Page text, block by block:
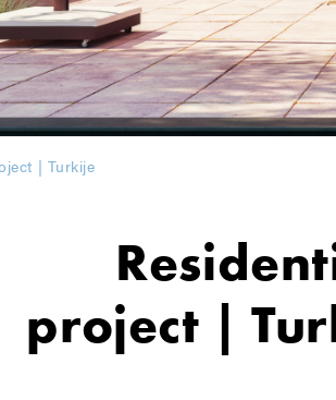
| Turkije
project |